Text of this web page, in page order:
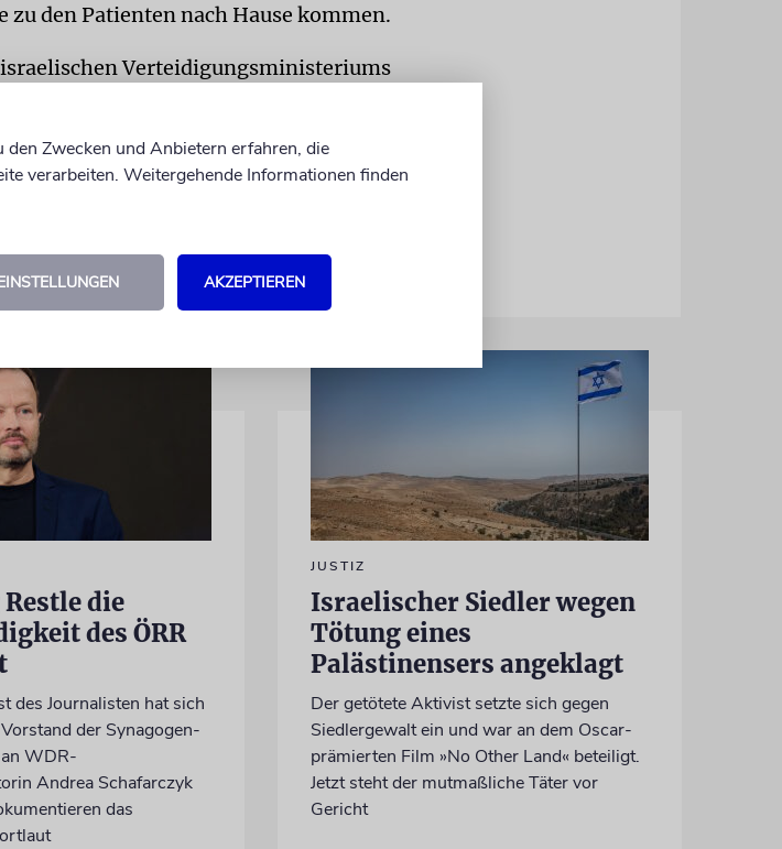
den Patienten nach Hause kommen.
Verteidigungsministeriums
psychische Probleme entwickelt
die
des ÖRR
des Journalisten hat sich
der Synagogen-
WDR-
Andrea Schafarczyk
das
JUSTIZ
Israelischer Siedler wegen
Tötung eines
Palästinensers angeklagt
Der getötete Aktivist setzte sich gegen
Siedlergewalt ein und war an dem Oscar-
prämierten Film »No Other Land« beteiligt.
Jetzt steht der mutmaßliche Täter vor
Gericht
Zwecken und Anbietern erfahren, die
verarbeiten. Weitergehende Informationen finden
AKZEPTIEREN